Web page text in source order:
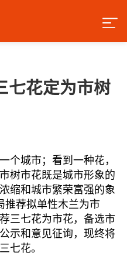
七花定为市树
个城市；看到一种花，
树市花既是城市形象的
缩和城市繁荣富强的象
推荐拟单性木兰为市
三七花为市花，备选市
示和意见征询，现终将
七花。